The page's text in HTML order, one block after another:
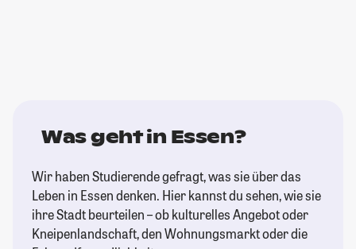
Was geht in Essen?
Wir haben Studierende gefragt, was sie über das
Leben in Essen denken. Hier kannst du sehen, wie sie
ihre Stadt beurteilen – ob kulturelles Angebot oder
Kneipenlandschaft, den Wohnungsmarkt oder die